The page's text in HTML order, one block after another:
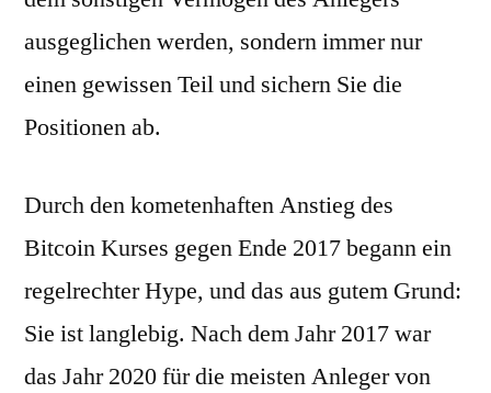
ausgeglichen werden, sondern immer nur
einen gewissen Teil und sichern Sie die
Positionen ab.
Durch den kometenhaften Anstieg des
Bitcoin Kurses gegen Ende 2017 begann ein
regelrechter Hype, und das aus gutem Grund:
Sie ist langlebig. Nach dem Jahr 2017 war
das Jahr 2020 für die meisten Anleger von